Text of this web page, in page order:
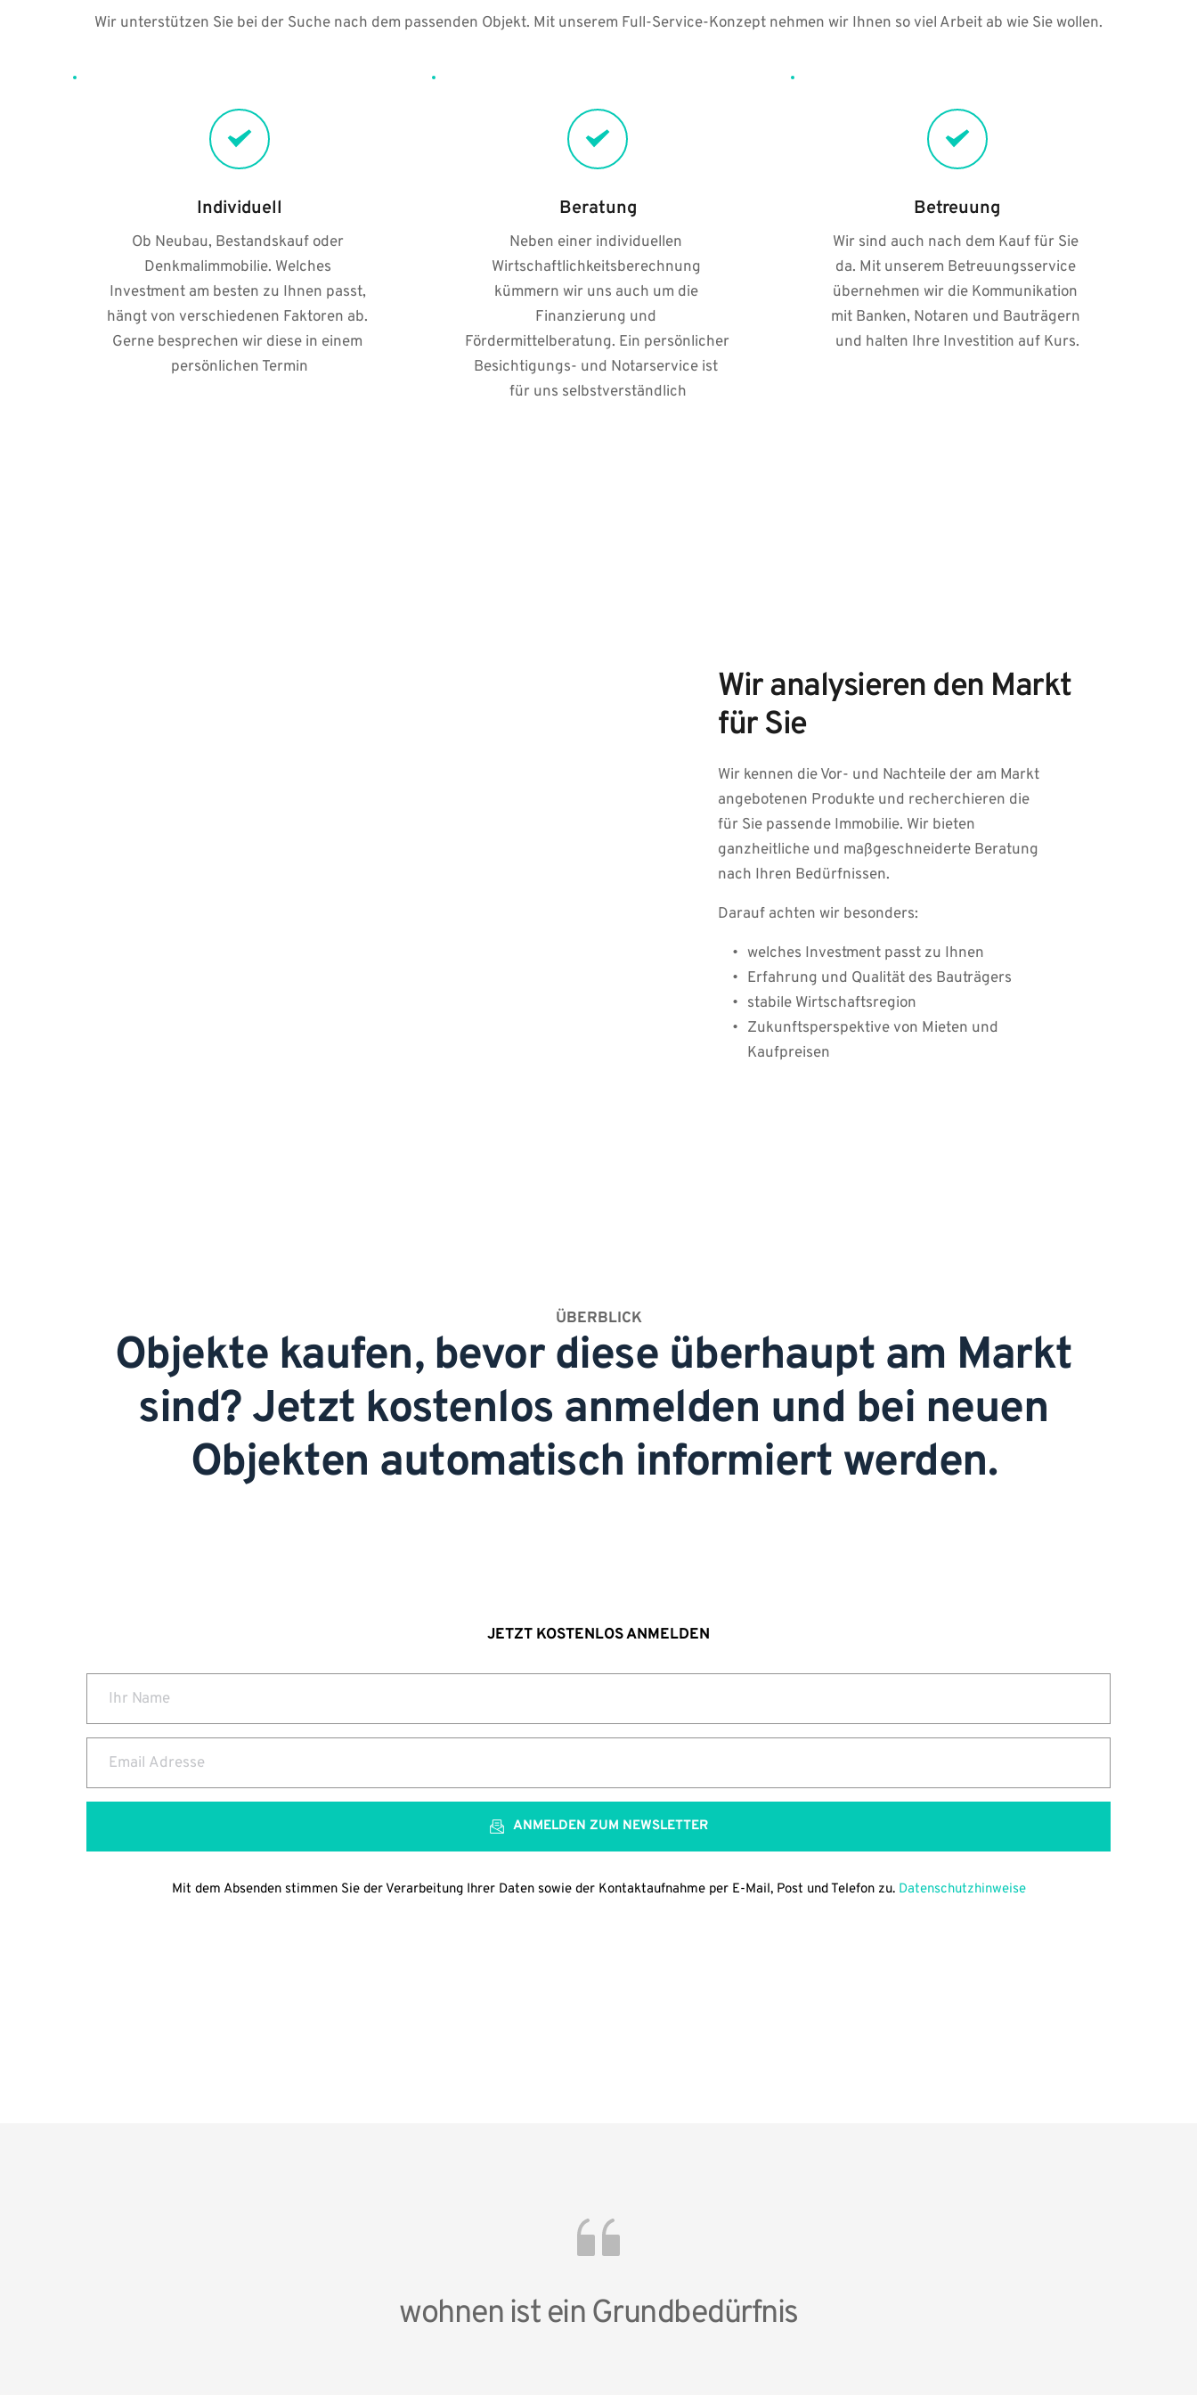
Wir unterstützen Sie bei der Suche nach dem passenden Objekt. Mit unserem Full-Service-Konzept nehmen wir Ihnen so viel Arbeit ab wie Sie wollen.
Individuell
Ob Neubau, Bestandskauf oder
Denkmalimmobilie. Welches
Investment am besten zu Ihnen passt,
hängt von verschiedenen Faktoren ab.
Gerne besprechen wir diese in einem
persönlichen Termin
Beratung
Neben einer individuellen
Wirtschaftlichkeitsberechnung
kümmern wir uns auch um die
Finanzierung und
Fördermittelberatung. Ein persönlicher
Besichtigungs- und Notarservice ist
für uns selbstverständlich
Betreuung
Wir sind auch nach dem Kauf für Sie
da. Mit unserem Betreuungsservice
übernehmen wir die Kommunikation
mit Banken, Notaren und Bauträgern
und halten Ihre Investition auf Kurs.
Wir analysieren den Markt
für Sie
Wir kennen die Vor- und Nachteile der am Markt
angebotenen Produkte und recherchieren die
für Sie passende Immobilie. Wir bieten
ganzheitliche und maßgeschneiderte Beratung
nach Ihren Bedürfnissen.
Darauf achten wir besonders:
welches Investment passt zu Ihnen
Erfahrung und Qualität des Bauträgers
stabile Wirtschaftsregion
Zukunftsperspektive von Mieten und
Kaufpreisen
ÜBERBLICK
Objekte kaufen, bevor diese überhaupt am Markt
sind? Jetzt kostenlos anmelden und bei neuen
Objekten automatisch informiert werden.
JETZT KOSTENLOS ANMELDEN
ANMELDEN ZUM NEWSLETTER
Mit dem Absenden stimmen Sie der Verarbeitung Ihrer Daten sowie der Kontaktaufnahme per E-Mail, Post und Telefon zu. Datenschutzhinweise
wohnen ist ein Grundbedürfnis